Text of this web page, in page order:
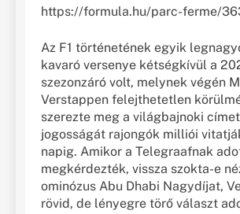
https://formula.hu/parc-ferme/
Az F1 történetének egyik
kavaró versenye kétségkívül a
szezonzáró volt, melynek végén
Verstappen felejthetetlen
szerezte meg a világbajnoki
jogosságát rajongók milliói
napig. Amikor a Telegraafnak
megkérdezték, vissza szokta-e
ominózus Abu Dhabi Nagydíjat,
rövid, de lényegre törő választ